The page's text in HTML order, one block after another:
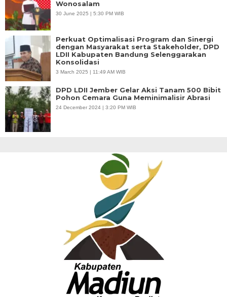
Wonosalam
30 June 2025 | 5:30 PM WIB
Perkuat Optimalisasi Program dan Sinergi
dengan Masyarakat serta Stakeholder, DPD
LDII Kabupaten Bandung Selenggarakan
Konsolidasi
3 March 2025 | 11:49 AM WIB
DPD LDII Jember Gelar Aksi Tanam 500 Bibit
Pohon Cemara Guna Meminimalisir Abrasi
24 December 2024 | 3:20 PM WIB